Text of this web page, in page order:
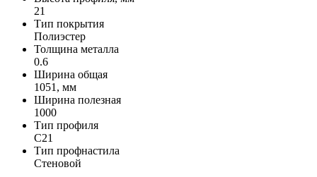
21
Тип покрытия
Полиэстер
Толщина металла
0.6
Ширина общая
1051, мм
Ширина полезная
1000
Тип профиля
С21
Тип профнастила
Стеновой